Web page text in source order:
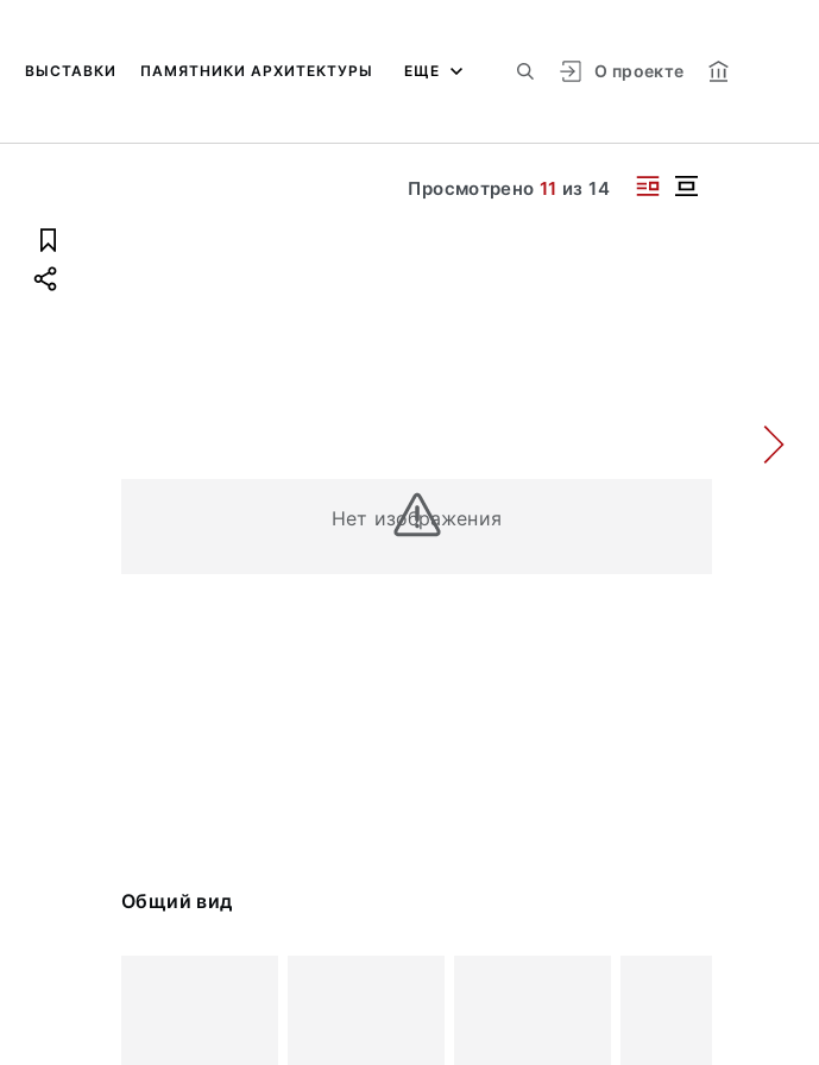
О проекте
ВЫСТАВКИ ПАМЯТНИКИ АРХИТЕКТУРЫ ЕЩЕ
Просмотрено 11 из14
Нет изображения
Oбщий вид